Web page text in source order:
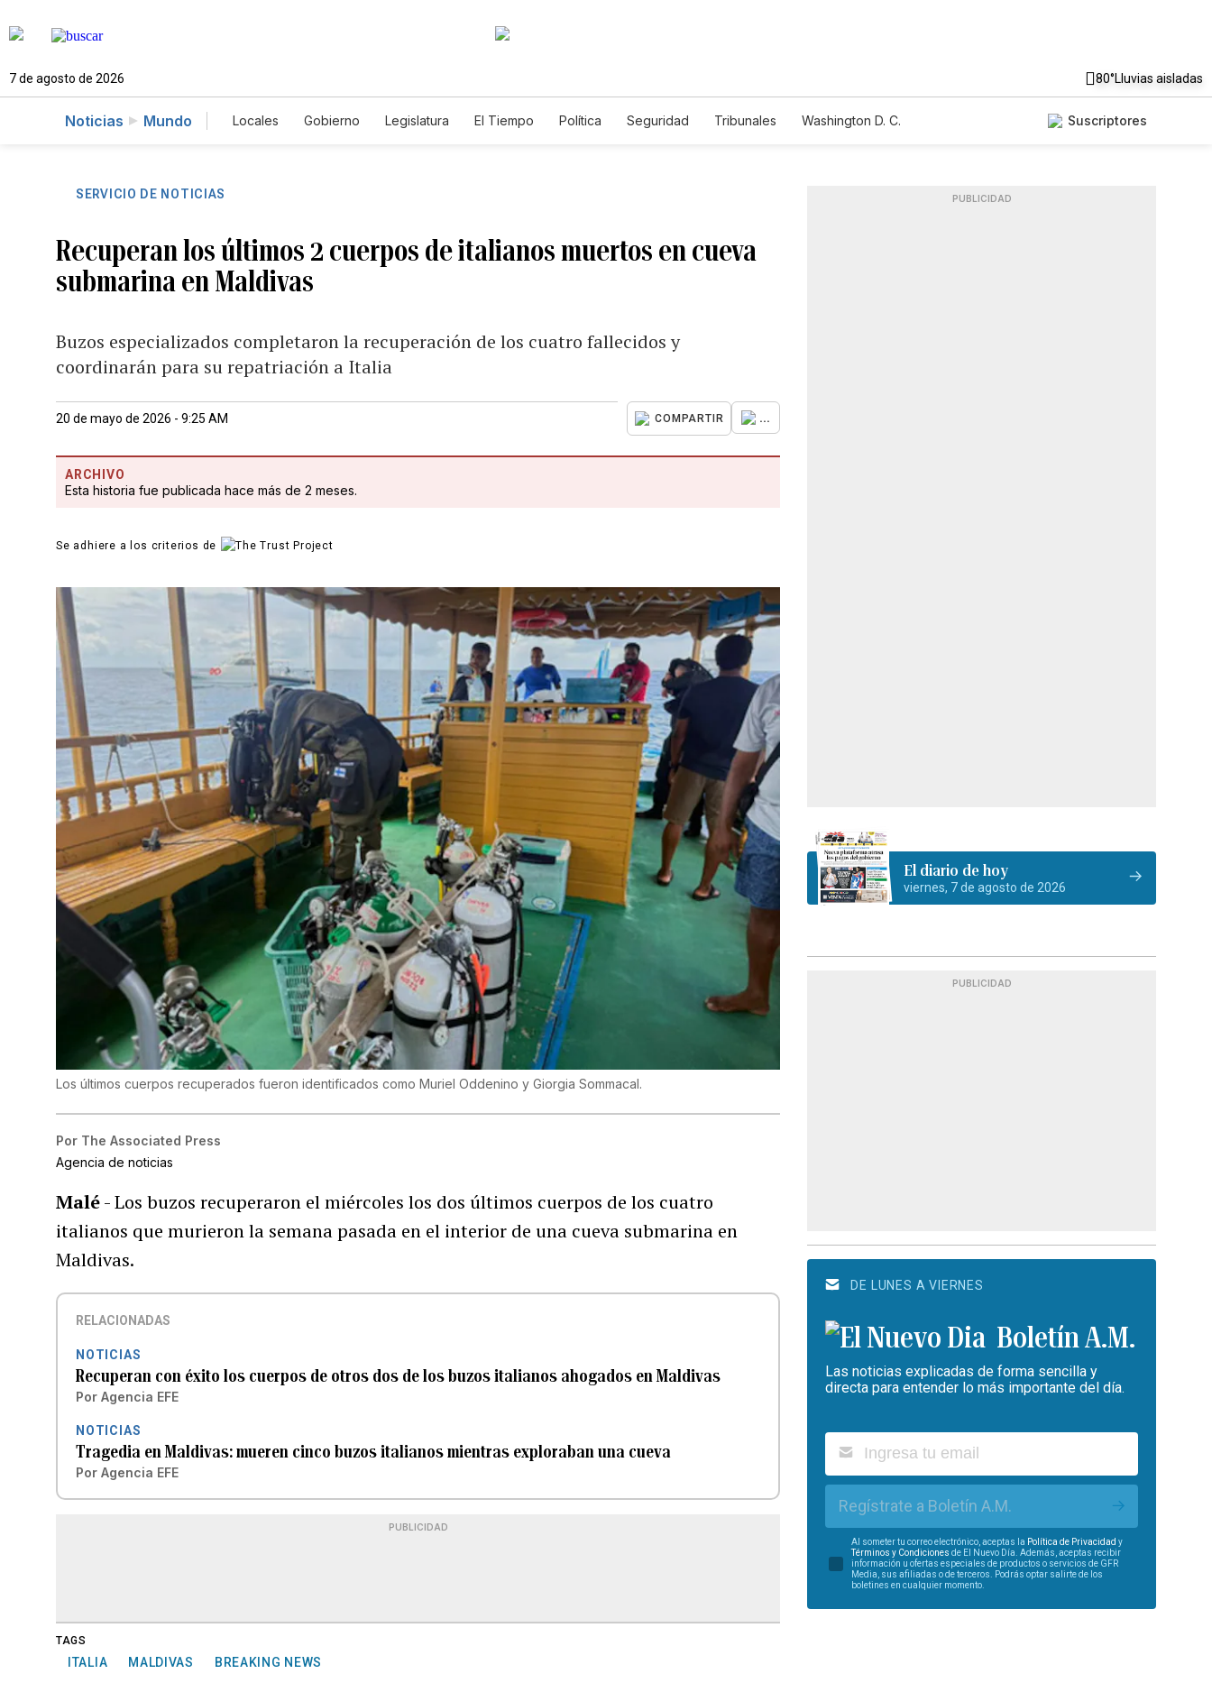
7 de agosto de 2026 80°Lluvias aisladas
Noticias Mundo Locales Gobierno Legislatura El Tiempo Política Seguridad Tribunales
Washington D. C.
Suscriptores
SERVICIO DE NOTICIAS
Recuperan los últimos 2 cuerpos de italianos muertos en cueva
submarina en Maldivas
Buzos especializados completaron la recuperación de los cuatro fallecidos y
coordinarán para su repatriación a Italia
20 de mayo de 2026 - 9:25 AM COMPARTIR ...
ARCHIVO
Esta historia fue publicada hace más de 2 meses.
Se adhiere a los criterios de
Los últimos cuerpos recuperados fueron identificados como Muriel Oddenino y Giorgia Sommacal.
Por The Associated Press
Agencia de noticias
Malé- Los buzos recuperaron el miércoles los dos últimos cuerpos de los cuatro
italianos que murieron la semana pasada en el interior de una cueva submarina en
Maldivas.
RELACIONADAS
NOTICIAS
Recuperan con éxito los cuerpos de otros dos de los buzos italianos ahogados en Maldivas
Por Agencia EFE
NOTICIAS
Tragedia en Maldivas: mueren cinco buzos italianos mientras exploraban una cueva
Por Agencia EFE
PUBLICIDAD
TAGS
ITALIA MALDIVAS BREAKING NEWS
PUBLICIDAD
El diario de hoy
viernes, 7 de agosto de 2026
PUBLICIDAD
DE LUNES A VIERNES
Boletín A.M.
Las noticias explicadas de forma sencilla y
directa para entender lo más importante del día.
Regístrate a Boletín A.M.
Al someter tu correo electrónico, aceptas la Política de Privacidad y
Términos y Condiciones de El Nuevo Día. Además, aceptas recibir
información u ofertas especiales de productos o servicios de GFR
Media, sus afiliadas o de terceros. Podrás optar salirte de los
boletines en cualquier momento.